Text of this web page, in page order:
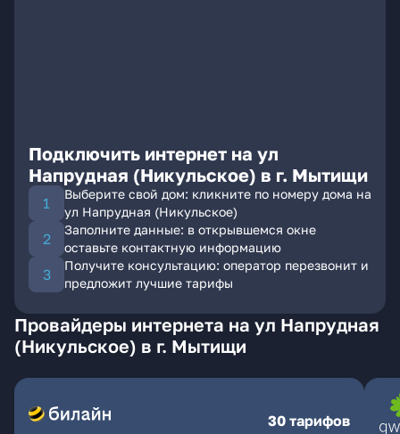
Подключить интернет на ул
Напрудная (Никульское) в г. Мытищи
Выберите свой дом: кликните по номеру дома на
ул Напрудная (Никульское)
Заполните данные: в открывшемся окне
оставьте контактную информацию
Получите консультацию: оператор перезвонит и
предложит лучшие тарифы
Провайдеры интернета на ул Напрудная
(Никульское) в г. Мытищи
30 тарифов